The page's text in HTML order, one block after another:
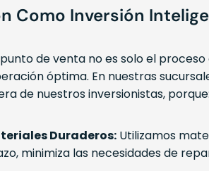
Como Inversión
de venta no es solo el
óptima. En nuestras
de nuestros inversionistas, porque:
Duraderos: Utilizamos
minimiza las necesidades de